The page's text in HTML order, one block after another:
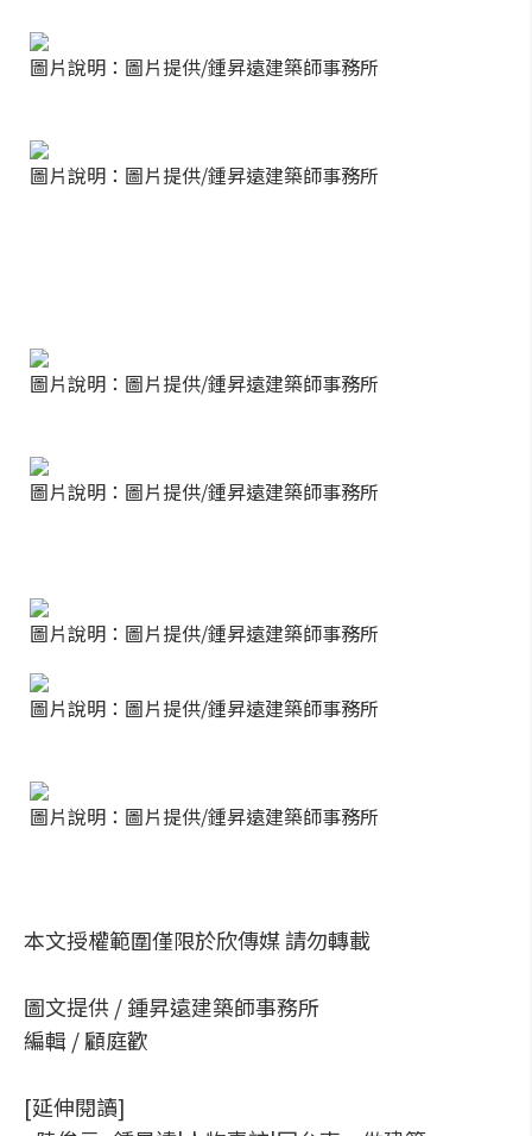
圖片說明：圖片提供/鍾昇遠建築師事務所
圖片說明：圖片提供/鍾昇遠建築師事務所
圖片說明：圖片提供/鍾昇遠建築師事務所
圖片說明：圖片提供/鍾昇遠建築師事務所
圖片說明：圖片提供/鍾昇遠建築師事務所
圖片說明：圖片提供/鍾昇遠建築師事務所
圖片說明：圖片提供/鍾昇遠建築師事務所
本文授權範圍僅限於欣傳媒 請勿轉載
圖文提供 / 鍾昇遠建築師事務所
編輯 / 顧庭歡
[延伸閱讀]